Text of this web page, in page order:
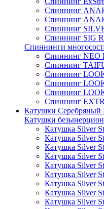
Спиннинг
Спиннинг
Спиннинг
Спиннинг SIG
Спиннинги
Спиннинг NEO
Спиннинг
Спиннинг
Спиннинг
Спиннинг
Спиннинг
Катушки Серебряный
Катушки
Катушка Silver
Катушка Silver
Катушка Silver
Катушка Silver
Катушка Silver
Катушка Silver
Катушка Silver
Катушка Silver
Катушка Silver